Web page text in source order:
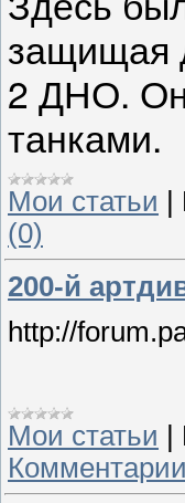
защищая
2 ДНО.
танками.
Мои статьи
(0)
200-й
http://
Мои статьи |